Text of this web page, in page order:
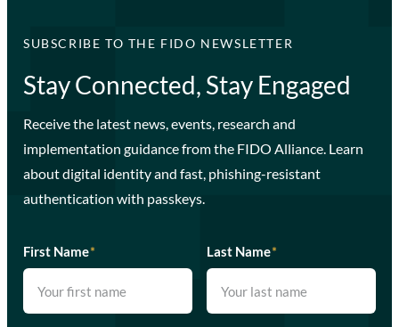
SUBSCRIBE TO THE FIDO NEWSLETTER
Stay Connected, Stay Engaged
Receive the latest news, events, research and
implementation guidance from the FIDO Alliance. Learn
about digital identity and fast, phishing-resistant
authentication with passkeys.
First Name* Last Name*